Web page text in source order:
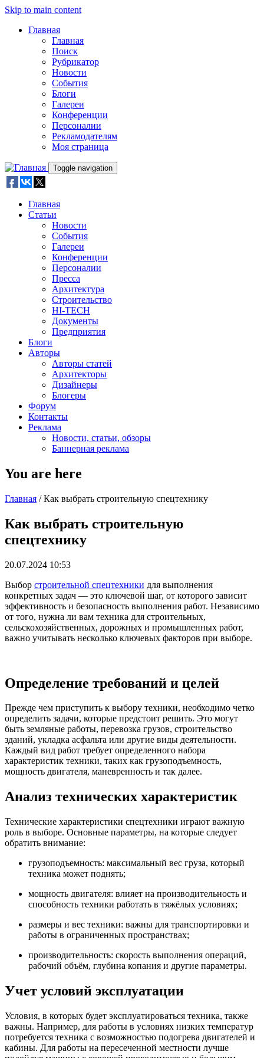
Skip to main content
Главная
Главная
Поиск
Рубрикатор
Новости
События
Блоги
Галереи
Конференции
Персоналии
Рекламодателям
Моя страница
Toggle navigation
Главная
Статьи
Новости
События
Галереи
Конференции
Персоналии
Пресса
Архитектура
Строительство
HI-TECH
Документы
Предприятия
Блоги
Авторы
Авторы статей
Архитекторы
Дизайнеры
Блогеры
Форум
Контакты
Реклама
Новости, статьи, обзоры
Баннерная реклама
You are here
Главная / Как выбрать строительную спецтехнику
Как выбрать строительную
спецтехнику
20.07.2024 10:53
Выбор строительной спецтехники для выполнения
конкретных задач — это ключевой шаг, от которого зависит
эффективность и безопасность выполнения работ. Независимо
от того, нужна ли вам техника для строительных,
сельскохозяйственных, дорожных и промышленных работ,
важно учитывать несколько ключевых факторов при выборе.
Определение требований и целей
Прежде чем приступить к выбору техники, необходимо четко
определить задачи, которые предстоит решить. Это могут
быть земляные работы, перевозка грузов, строительство
зданий, укладка асфальта или другие виды деятельности.
Каждый вид работ требует определенного набора
характеристик техники, таких как грузоподъемность,
мощность двигателя, маневренность и так далее.
Анализ технических характеристик
Технические характеристики спецтехники играют важную
роль в выборе. Основные параметры, на которые следует
обратить внимание:
грузоподъемность: максимальный вес груза, который
техника может поднять;
мощность двигателя: влияет на производительность и
способность техники работать в тяжёлых условиях;
размеры и вес техники: важны для транспортировки и
работы в ограниченных пространствах;
производительность: скорость выполнения операций,
рабочий объём, глубина копания и другие параметры.
Учет условий эксплуатации
Условия, в которых будет эксплуатироваться техника, также
важны. Например, для работы в условиях низких температур
потребуется техника с возможностью подогрева двигателей и
кабины. Для работы на пересеченной местности лучше